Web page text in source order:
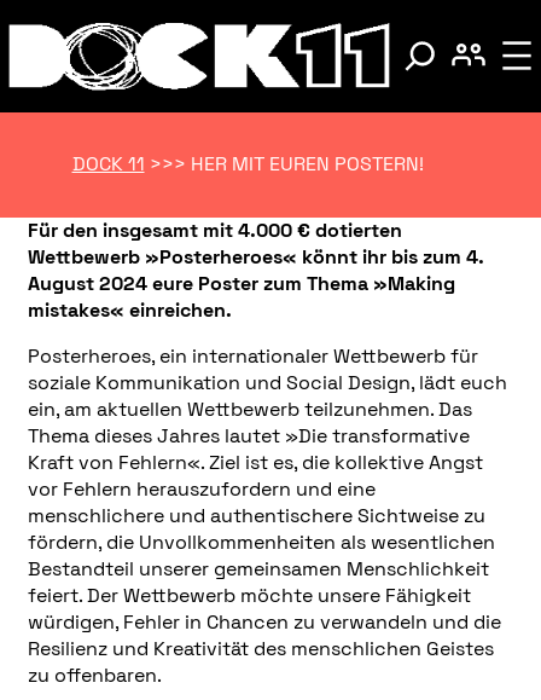
DOCK 11 >>> HER MIT EUREN POSTERN!
Für den insgesamt mit 4.000 € dotierten
Wettbewerb »Posterheroes« könnt ihr bis zum 4.
August 2024 eure Poster zum Thema »Making
mistakes« einreichen.
Posterheroes, ein internationaler Wettbewerb für
soziale Kommunikation und Social Design, lädt euch
ein, am aktuellen Wettbewerb teilzunehmen. Das
Thema dieses Jahres lautet »Die transformative
Kraft von Fehlern«. Ziel ist es, die kollektive Angst
vor Fehlern herauszufordern und eine
menschlichere und authentischere Sichtweise zu
fördern, die Unvollkommenheiten als wesentlichen
Bestandteil unserer gemeinsamen Menschlichkeit
feiert. Der Wettbewerb möchte unsere Fähigkeit
würdigen, Fehler in Chancen zu verwandeln und die
Resilienz und Kreativität des menschlichen Geistes
zu offenbaren.